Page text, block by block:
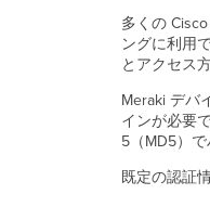
多くの
ングに利用
とアクセス
Meraki デバ
インが必要
5（MD5）
既定の認証